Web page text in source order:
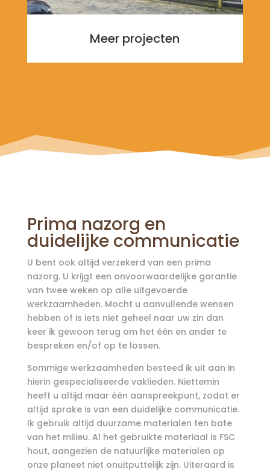
Meer projecten
Prima nazorg en
duidelijke communicatie
U bent ook altijd verzekerd van een prima
nazorg. U krijgt een onvoorwaardelijke garantie
van twee weken op alle uitgevoerde
werkzaamheden. Mocht u aanvullende wensen
hebben of is iets niet geheel naar uw zin dan
keer ik gewoon terug om het één en ander te
bespreken en/of op te lossen.
Sommige werkzaamheden besteed ik uit aan in
hierin gespecialiseerde vaklieden. Niettemin
heeft u altijd maar één aanspreekpunt, zodat er
altijd sprake is van een duidelijke communicatie.
Ik gebruik altijd duurzame materialen ten bate
van het milieu. Al het gebruikte materiaal is FSC
hout, aangezien de natuurlijke materialen op
onze planeet niet onuitputtelijk zijn. Uiteraard is